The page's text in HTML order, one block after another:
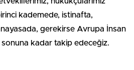
kademede, istinafta,
gerekirse Avrupa İnsan
sonuna kadar takip edeceğiz.